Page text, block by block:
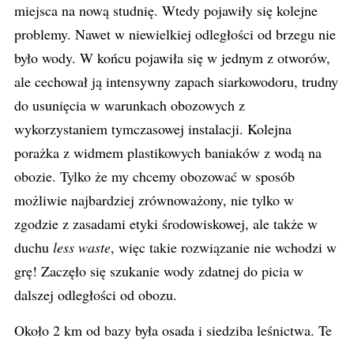
miejsca na nową studnię. Wtedy pojawiły się kolejne
problemy. Nawet w niewielkiej odległości od brzegu nie
było wody. W końcu pojawiła się w jednym z otworów,
ale cechował ją intensywny zapach siarkowodoru, trudny
do usunięcia w warunkach obozowych z
wykorzystaniem tymczasowej instalacji. Kolejna
porażka z widmem plastikowych baniaków z wodą na
obozie. Tylko że my chcemy obozować w sposób
możliwie najbardziej zrównoważony, nie tylko w
zgodzie z zasadami etyki środowiskowej, ale także w
duchu less waste, więc takie rozwiązanie nie wchodzi w
grę! Zaczęło się szukanie wody zdatnej do picia w
dalszej odległości od obozu.
Około 2 km od bazy była osada i siedziba leśnictwa. Te